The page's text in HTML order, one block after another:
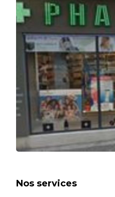
Nos services